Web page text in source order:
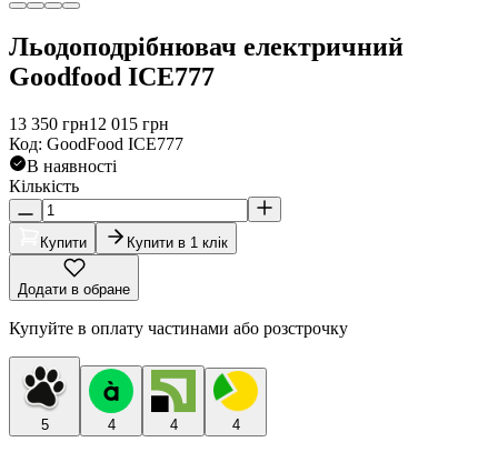
Льодоподрібнювач електричний
Goodfood ICE777
13 350 грн12 015 грн
Код: GoodFood ICE777
В наявності
Кількість
Купити Купити в 1 клік
Додати в обране
Купуйте в оплату частинами або розстрочку
5 4 4 4